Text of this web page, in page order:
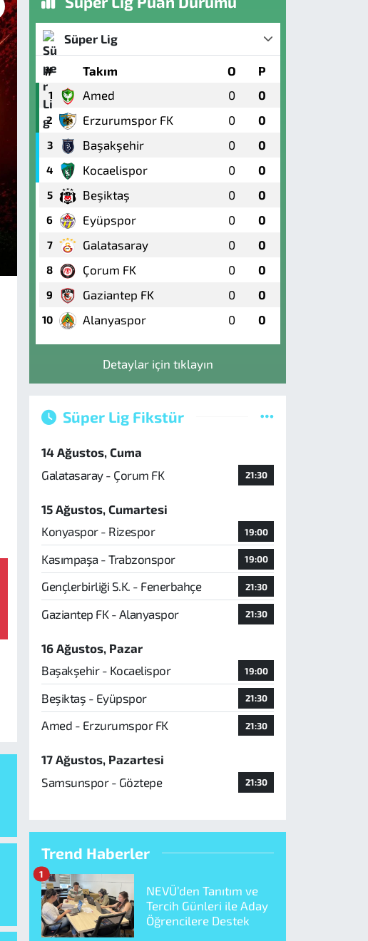
Süper Lig
# Takım O P
1 Amed 0 0
2 Erzurumspor FK 0 0
3 Başakşehir 0 0
4 Kocaelispor 0 0
5 Beşiktaş 0 0
6 Eyüpspor 0 0
7 Galatasaray 0 0
8 Çorum FK 0 0
9 Gaziantep FK 0 0
10 Alanyaspor 0 0
Detaylar için tıklayın
Süper Lig Fikstür
14 Ağustos, Cuma
Galatasaray - Çorum FK
21:30
15 Ağustos, Cumartesi
Konyaspor - Rizespor
19:00
Kasımpaşa - Trabzonspor 19:00
Gençlerbirliği S.K. - Fenerbahçe 21:30
Gaziantep FK - Alanyaspor 21:30
16 Ağustos, Pazar
Başakşehir - Kocaelispor
19:00
Beşiktaş - Eyüpspor 21:30
Amed - Erzurumspor FK 21:30
17 Ağustos, Pazartesi
Samsunspor - Göztepe
21:30
Trend Haberler
NEVÜ’den Tanıtım ve
Tercih Günleri ile Aday
Öğrencilere Destek
1